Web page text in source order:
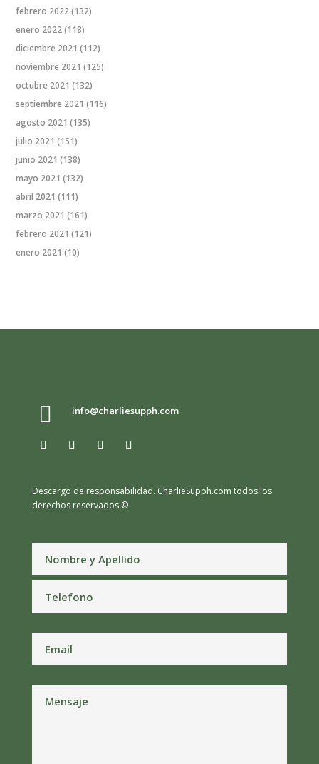
febrero 2022(132)
enero 2022(118)
diciembre 2021 (112)
noviembre 2021 (125)
octubre 2021 (132)
septiembre 2021 (116)
agosto 2021 (135)
julio 2021 (151)
junio 2021 (138)
mayo 2021 (132)
abril 2021 (111)
marzo 2021 (161)
febrero 2021 (121)
enero 2021 (10)
 info@charliesupph.com
Descargo de responsabilidad. CharlieSupph.com todos los
derechos reservados ©